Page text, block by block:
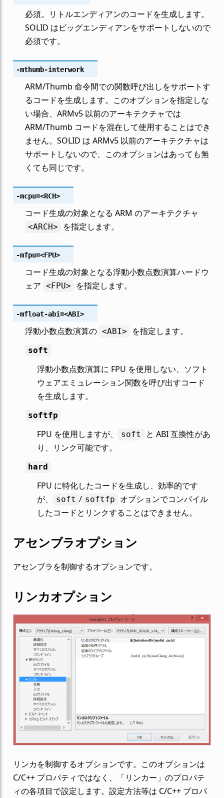
必須。リトルエンディアンのコードを生成します。
SOLID はビッグエンディアンをサポートしないので
必須です。
-mthumb-interwork
ARM/Thumb 命令間での関数呼び出しをサポートす
るコードを生成します。このオプションを指定しな
い場合、ARMv5 以前のアーキテクチャでは
ARM/Thumb コードを混在して使用することはでき
ません。SOLID は ARMv5 以前のアーキテクチャは
サポートしないので、このオプションはあっても無
くても同じです。
-mcpu=<RCH>
コード生成の対象となる ARM のアーキテクチャ
<ARCH> を指定します。
-mfpu=<FPU>
コード生成の対象となる浮動小数点数演算ハードウ
ェア <FPU> を指定します。
-mfloat-abi=<ABI>
浮動小数点数演算の <ABI> を指定します。
soft
浮動小数点数演算に FPU を使用しない、ソフト
ウェアエミュレーション関数を呼び出すコード
を生成します。
softfp
FPU を使用しますが、 soft
と ABI 互換性があ
り、リンク可能です。
hard
FPU に特化したコードを生成し、効率的です
が、
soft / softfp
オプションでコンパイル
したコードとリンクすることはできません。
アセンブラオプション
アセンブラを制御するオプションです。
リンカオプション
リンカを制御するオプションです。このオプションは
C/C++ プロパティではなく、「リンカー」のプロパテ
ィの各項目で設定します。設定方法等は C/C++ プロパ